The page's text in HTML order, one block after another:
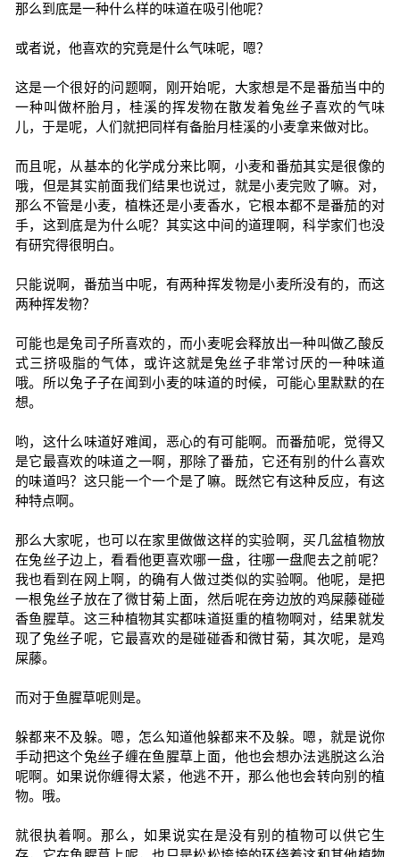
那么到底是一种什么样的味道在吸引他呢？
或者说，他喜欢的究竟是什么气味呢，嗯？
这是一个很好的问题啊，刚开始呢，大家想是不是番茄当中的
一种叫做杯胎月，桂溪的挥发物在散发着兔丝子喜欢的气味
儿，于是呢，人们就把同样有备胎月桂溪的小麦拿来做对比。
而且呢，从基本的化学成分来比啊，小麦和番茄其实是很像的
哦，但是其实前面我们结果也说过，就是小麦完败了嘛。对，
那么不管是小麦，植株还是小麦香水，它根本都不是番茄的对
手，这到底是为什么呢？其实这中间的道理啊，科学家们也没
有研究得很明白。
只能说啊，番茄当中呢，有两种挥发物是小麦所没有的，而这
两种挥发物？
可能也是兔司子所喜欢的，而小麦呢会释放出一种叫做乙酸反
式三挤吸脂的气体，或许这就是兔丝子非常讨厌的一种味道
哦。所以兔子子在闻到小麦的味道的时候，可能心里默默的在
想。
哟，这什么味道好难闻，恶心的有可能啊。而番茄呢，觉得又
是它最喜欢的味道之一啊，那除了番茄，它还有别的什么喜欢
的味道吗？这只能一个一个是了嘛。既然它有这种反应，有这
种特点啊。
那么大家呢，也可以在家里做做这样的实验啊，买几盆植物放
在兔丝子边上，看看他更喜欢哪一盘，往哪一盘爬去之前呢？
我也看到在网上啊，的确有人做过类似的实验啊。他呢，是把
一根兔丝子放在了微甘菊上面，然后呢在旁边放的鸡屎藤碰碰
香鱼腥草。这三种植物其实都味道挺重的植物啊对，结果就发
现了兔丝子呢，它最喜欢的是碰碰香和微甘菊，其次呢，是鸡
屎藤。
而对于鱼腥草呢则是。
躲都来不及躲。嗯，怎么知道他躲都来不及躲。嗯，就是说你
手动把这个兔丝子缠在鱼腥草上面，他也会想办法逃脱这么治
呢啊。如果说你缠得太紧，他逃不开，那么他也会转向别的植
物。哦。
就很执着啊。那么，如果说实在是没有别的植物可以供它生